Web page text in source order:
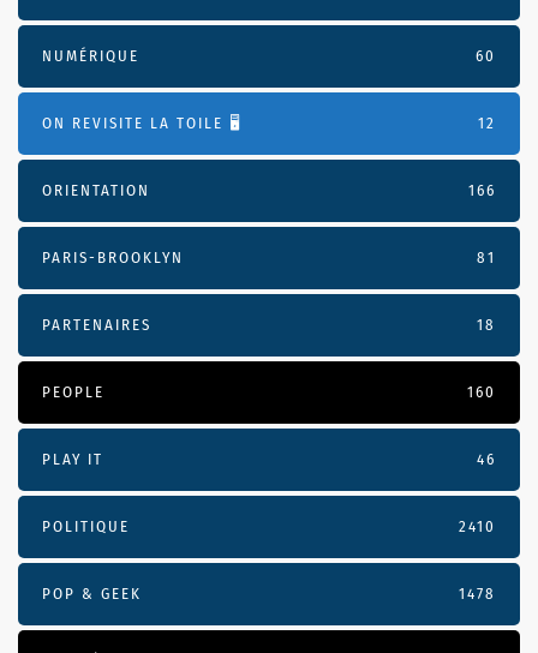
NUMÉRIQUE 60
ON REVISITE LA TOILE 🖥️ 12
ORIENTATION 166
PARIS-BROOKLYN 81
PARTENAIRES 18
PEOPLE 160
PLAY IT 46
POLITIQUE 2410
POP & GEEK 1478